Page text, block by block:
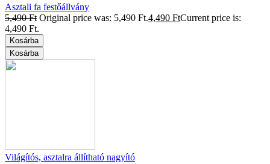
Asztali fa festőállvány
5,490Ft Original price was: 5,490 Ft.4,490 FtCurrent price is:
4,490 Ft.
Kosárba
Kosárba
Világítós, asztalra állítható nagyító